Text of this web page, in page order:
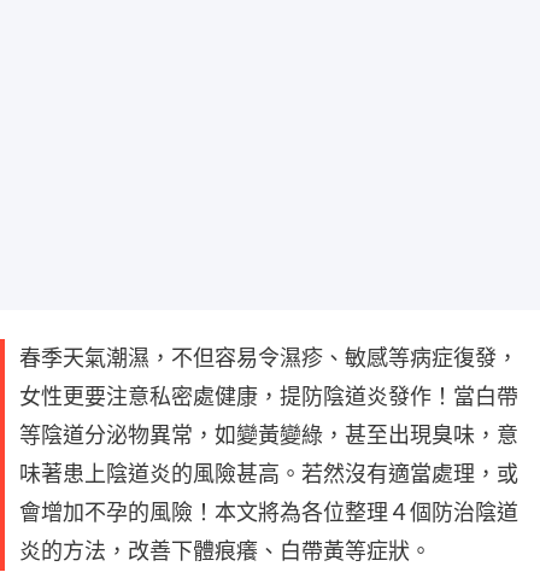
春季天氣潮濕，不但容易令濕疹、敏感等病症復發，
女性更要注意私密處健康，提防陰道炎發作！當白帶
等陰道分泌物異常，如變黃變綠，甚至出現臭味，意
味著患上陰道炎的風險甚高。若然沒有適當處理，或
會增加不孕的風險！本文將為各位整理４個防治陰道
炎的方法，改善下體痕癢、白帶黃等症狀。